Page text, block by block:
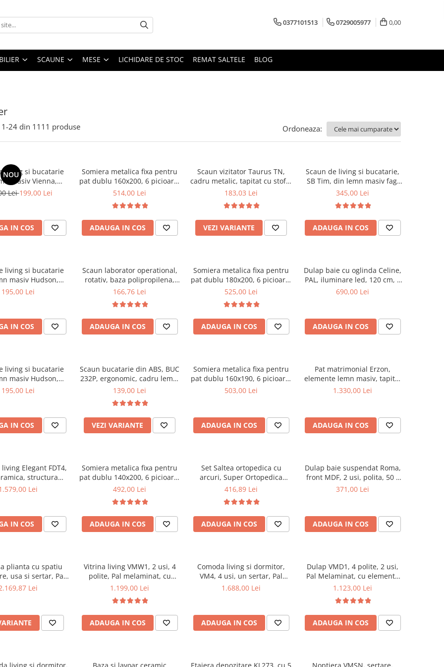
0377101513 0729005977 0,00
SCAUNE MESE LICHIDARE DE STOC REMAT SALTELE BLOG
1-24 din 1111 produse Ordoneaza:
NOU
living si bucatarie
masiv Vienna,
stofa,100 kg,
Lei199,00 Lei
IN COS
Somiera metalica fixa pentru
pat dublu 160x200, 6 picioare,
32 lamele lemn fag, benzi
negru
514,00 Lei
ADAUGA IN COS
Scaun vizitator Taurus TN,
cadru metalic, tapitat cu stofa,
stivuibil, 120 kg, negru
183,03 Lei
VEZI VARIANTE
Scaun de living si bucatarie,
SB Tim, din lemn masiv fag,
tapiterie stofa, lacuit, 120 kg,
345,00 Lei
ADAUGA IN COS
living si bucatarie
masiv Hudson,
stofa,100 kg,
195,00 Lei
IN COS
Scaun laborator operational,
rotativ, baza polipropilena,
piele ecologica, inaltime
166,76 Lei
ADAUGA IN COS
Somiera metalica fixa pentru
pat dublu 180x200, 6 picioare,
32 lamele lemn fag, benzi
negru
525,00 Lei
ADAUGA IN COS
Dulap baie cu oglinda Celine,
PAL, iluminare led, 120 cm, 3
usi, 3 rafturi, soft close, alb
690,00 Lei
ADAUGA IN COS
living si bucatarie
masiv Hudson,
stofa,100 kg,
195,00 Lei
IN COS
Scaun bucatarie din ABS, BUC
232P, ergonomic, cadru lemn,
100 kg
139,00 Lei
VEZI VARIANTE
Somiera metalica fixa pentru
pat dublu 160x190, 6 picioare,
30 lamele lemn fag, benzi
503,00 Lei
ADAUGA IN COS
Pat matrimonial Erzon,
elemente lemn masiv, tapitat
cu stofa, cu somiera,140x200
1.330,00 Lei
ADAUGA IN COS
Elegant FDT4,
structura
140x80x75 cm,
bej
Lei
IN COS
Somiera metalica fixa pentru
pat dublu 140x200, 6 picioare,
32 lamele lemn fag, benzi
negru
492,00 Lei
ADAUGA IN COS
Set Saltea ortopedica cu
arcuri, Super Ortopedica
Sofia, 90x200x20cm, fermitate
Bonell, fata vara-iarna, sistem
aerisire cu butoni, Saltex plus
perna matlasata, antialergica,
50x70cm
416,89 Lei
ADAUGA IN COS
Dulap baie suspendat Roma,
front MDF, 2 usi, polita, 50 x
68 cm, alb
371,00 Lei
ADAUGA IN COS
plianta cu spatiu
usa si sertar, Pal
160x96x80 cm si 6
Lei
Vitrina living VMW1, 2 usi, 4
polite, Pal melaminat, cu
insertii MDF, Nuc
1.199,00 Lei
ADAUGA IN COS
Comoda living si dormitor,
VM4, 4 usi, un sertar, Pal
melaminat, cu insertii MDF,
1.688,00 Lei
ADAUGA IN COS
Dulap VMD1, 4 polite, 2 usi,
Pal Melaminat, cu elemente
din MDF, Nuc
1.123,00 Lei
ADAUGA IN COS